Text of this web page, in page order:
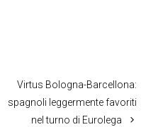
Virtus Bologna-Barcellona:
spagnoli leggermente favoriti
nel turno di Eurolega